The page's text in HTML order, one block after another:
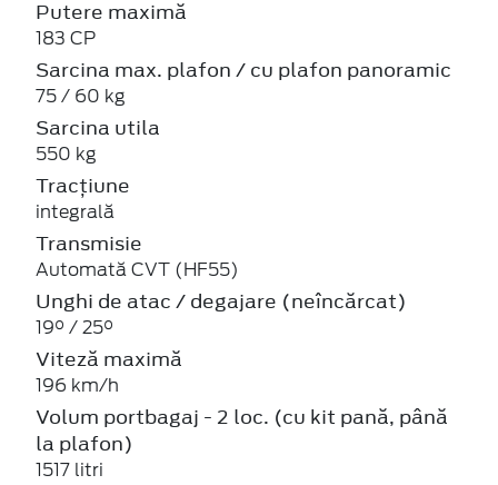
Putere maximă
183 CP
Sarcina max. plafon / cu plafon panoramic
75 / 60 kg
Sarcina utila
550 kg
Tracțiune
integrală
Transmisie
Automată CVT (HF55)
Unghi de atac / degajare (neîncărcat)
19° / 25°
Viteză maximă
196 km/h
Volum portbagaj - 2 loc. (cu kit pană, până
la plafon)
1517 litri